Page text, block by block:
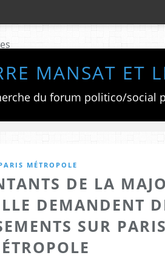
MANSAT ET
MÉTROPOLE
DE LA
DEMANDENT
SUR PARIS